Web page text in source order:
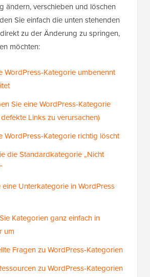
ändern, verschieben und löschen
Sie einfach die unten stehenden
zu der Änderung zu springen,
möchten:
WordPress-Kategorie umbenennt
Sie eine WordPress-Kategorie
Links zu verursachen)
WordPress-Kategorie richtig löscht
die Standardkategorie „Nicht
Unterkategorie in WordPress
Kategorien ganz einfach in
um
Fragen zu WordPress-Kategorien
zu WordPress-Kategorien